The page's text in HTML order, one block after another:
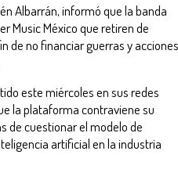
Albarrán, informó que la banda
Music México que retiren de
de no financiar guerras y acciones
este miércoles en sus redes
la plataforma contraviene su
de cuestionar el modelo de
artificial en la industria